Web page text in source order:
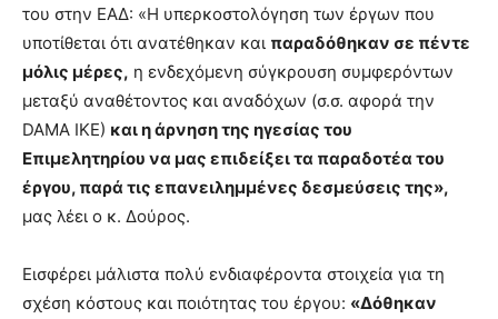
του στην ΕΑΔ: «Η υπερκοστολόγηση των έργων που
υποτίθεται ότι ανατέθηκαν και παραδόθηκαν σε πέντε
μόλις μέρες, η ενδεχόμενη σύγκρουση συμφερόντων
μεταξύ αναθέτοντος και αναδόχων (σ.σ. αφορά την
DAMA ΙΚΕ) και η άρνηση της ηγεσίας του
Επιμελητηρίου να μας επιδείξει τα παραδοτέα του
έργου, παρά τις επανειλημμένες δεσμεύσεις της»,
μας λέει ο κ. Δούρος.
Εισφέρει μάλιστα πολύ ενδιαφέροντα στοιχεία για τη
σχέση κόστους και ποιότητας του έργου: «Δόθηκαν